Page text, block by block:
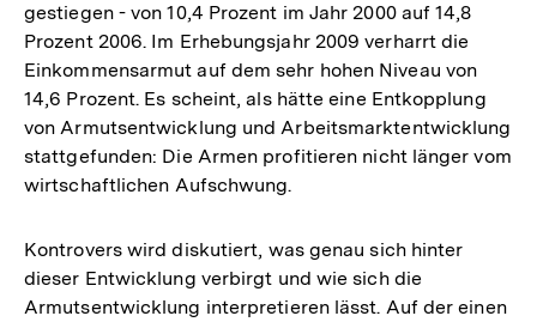
gestiegen - von 10,4 Prozent im Jahr 2000 auf 14,8
Prozent 2006. Im Erhebungsjahr 2009 verharrt die
Einkommensarmut auf dem sehr hohen Niveau von
14,6 Prozent. Es scheint, als hätte eine Entkopplung
von Armutsentwicklung und Arbeitsmarktentwicklung
stattgefunden: Die Armen profitieren nicht länger vom
wirtschaftlichen Aufschwung.
Kontrovers wird diskutiert, was genau sich hinter
dieser Entwicklung verbirgt und wie sich die
Armutsentwicklung interpretieren lässt. Auf der einen